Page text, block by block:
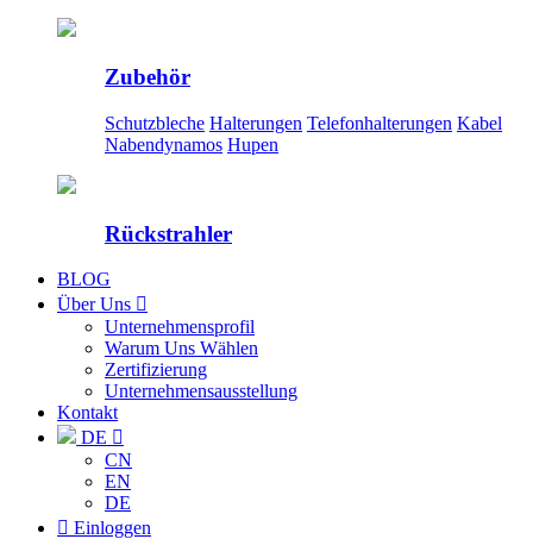
Zubehör
Schutzbleche Halterungen Telefonhalterungen Kabel
Nabendynamos Hupen
Rückstrahler
BLOG
Über Uns 
Unternehmensprofil
Warum Uns Wählen
Zertifizierung
Unternehmensausstellung
Kontakt
DE 
CN
EN
DE
 Einloggen